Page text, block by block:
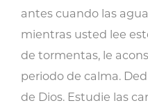
antes cuando las
mientras usted lee
de tormentas, le
periodo de calma.
de Dios. Estudie las